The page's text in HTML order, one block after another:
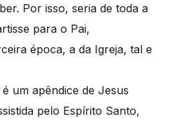
Por isso, seria de toda a
para o Pai,
época, a da Igreja, tal e
um apêndice de Jesus
pelo Espírito Santo,